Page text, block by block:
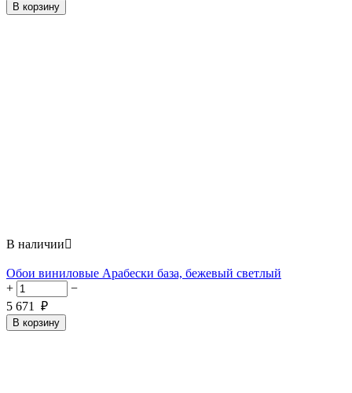
В корзину
В наличии
Обои виниловые Арабески база, бежевый светлый
+
−
5 671 ₽
В корзину